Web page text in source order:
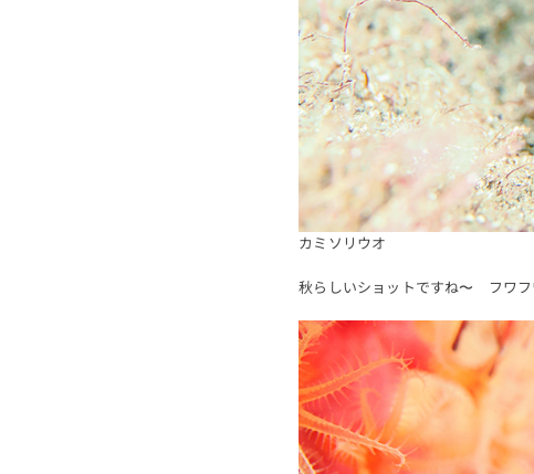
カミソリウオ
秋らしいショットですね〜 フワ